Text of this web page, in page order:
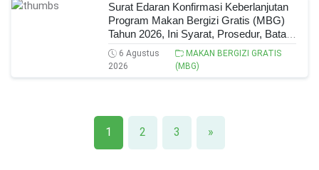
Surat Edaran Konfirmasi Keberlanjutan
Program Makan Bergizi Gratis (MBG)
Tahun 2026, Ini Syarat, Prosedur, Batas
Waktu, Dan Cara Konfirmasinya!
6 Agustus
2026
MAKAN BERGIZI GRATIS
(MBG)
1 2 3 »